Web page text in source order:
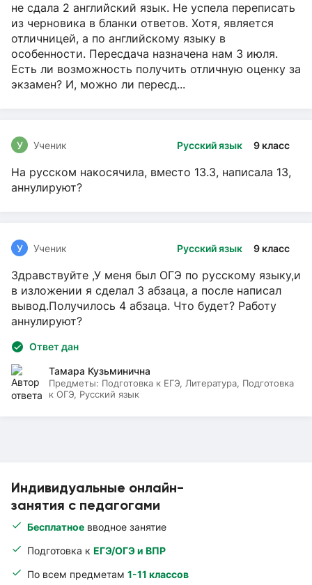
Индивидуальные онлайн-
занятия с педагогами
Бесплатное вводное занятие
Подготовка к ЕГЭ/ОГЭ и ВПР
По всем предметам 1-11 классов
не сдала 2 английский язык. Не успела переписать
из черновика в бланки ответов. Хотя, является
отличницей, а по английскому языку в
особенности. Пересдача назначена нам 3 июля.
Есть ли возможность получить отличную оценку за
экзамен? И, можно ли пересд...
Русский язык 9 класс
У Ученик
На русском накосячила, вместо 13.3, написала 13,
аннулируют?
Русский язык 9 класс
У Ученик
Здравствуйте ,У меня был ОГЭ по русскому языку,и
в изложении я сделал 3 абзаца, а после написал
вывод.Получилось 4 абзаца. Что будет? Работу
аннулируют?
Ответ дан
Тамара Кузьминична
Предметы: Подготовка к ЕГЭ, Литература, Подготовка
к ОГЭ, Русский язык